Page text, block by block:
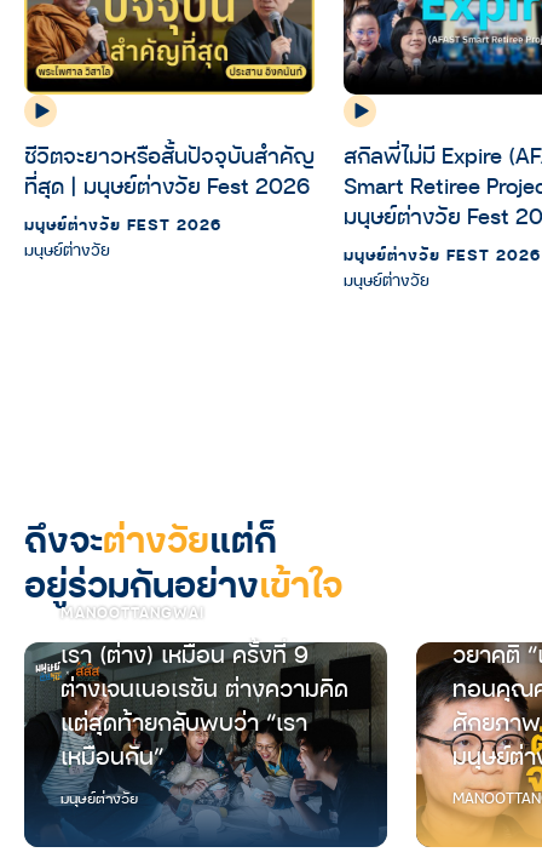
ชีวิตจะยาวหรือสั้นปัจจุบันสำคัญ
ที่สุด | มนุษย์ต่างวัย Fest 2026
มนุษย์ต่างวัย FEST 2026
มนุษย์ต่างวัย
สกิลพี่ไม่มี Expire
Smart Retiree
มนุษย์ต่างวัย Fest
มนุษย์ต่างวัย FEST 2026
มนุษย์ต่างวัย
ถึงจะต่างวัยแต่ก็
อยู่ร่วมกันอย่างเข้าใจ
MANOOTTANGWAI
เรา (ต่าง) เหมือน ครั้งที่ 9
ต่างเจนเนอเรชัน ต่างความคิด
แต่สุดท้ายกลับพบว่า “เรา
เหมือนกัน”
มนุษย์ต่างวัย
วยาคติ
ทอนคุณ
ศักยภา
มนุษย์ต่า